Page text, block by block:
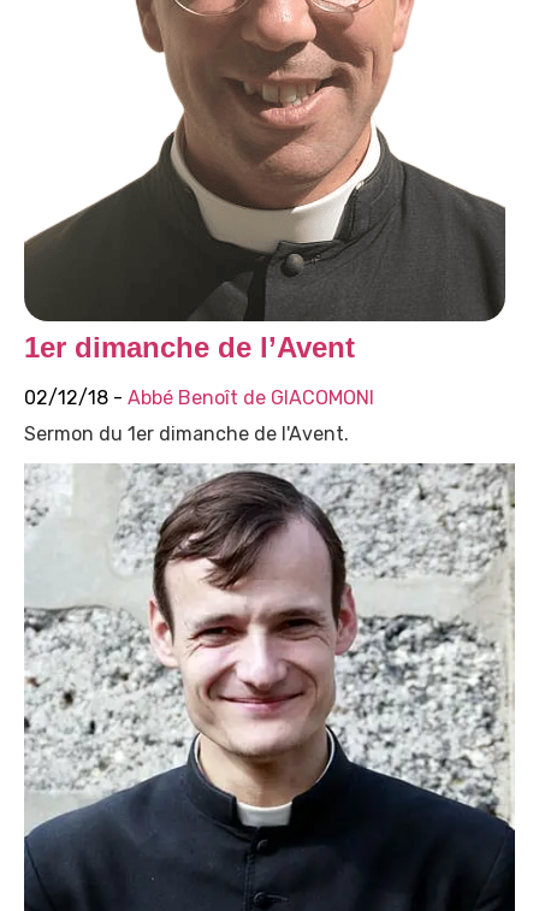
1er dimanche de l’Avent
02/12/18 - Abbé Benoît de GIACOMONI
Sermon du 1er dimanche de l'Avent.